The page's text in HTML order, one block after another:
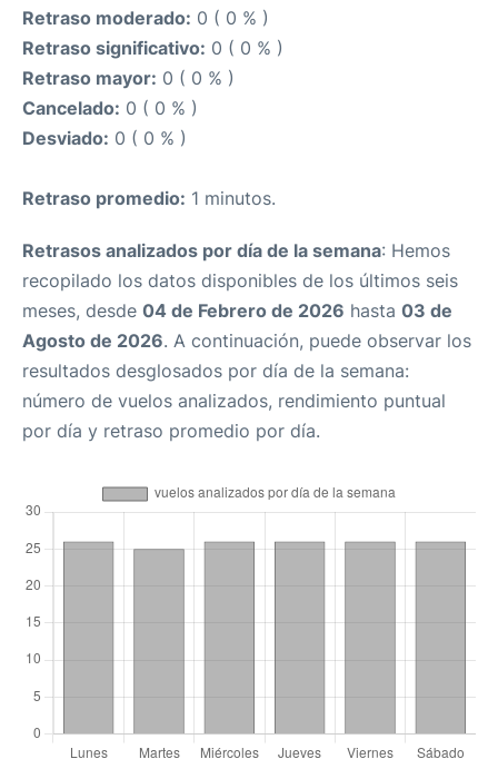
Retraso moderado: 0 ( 0 % )
Retraso significativo: 0 ( 0 % )
Retraso mayor: 0 ( 0 % )
Cancelado: 0 ( 0 % )
Desviado: 0 ( 0 % )
Retraso promedio: 1 minutos.
Retrasos analizados por día de la semana: Hemos
recopilado los datos disponibles de los últimos seis
meses, desde 04 de Febrero de 2026 hasta 03 de
Agosto de 2026. A continuación, puede observar los
resultados desglosados por día de la semana:
número de vuelos analizados, rendimiento puntual
por día y retraso promedio por día.